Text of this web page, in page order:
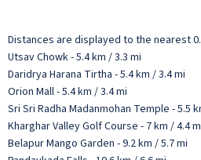
Distances are displayed to the nearest
Utsav Chowk - 5.4 km / 3.3 mi
Daridrya Harana Tirtha - 5.4 km / 3.4 mi
Orion Mall - 5.4 km / 3.4 mi
Sri Sri Radha Madanmohan Temple - 5.5
Kharghar Valley Golf Course - 7 km / 4.4
Belapur Mango Garden - 9.2 km / 5.7 mi